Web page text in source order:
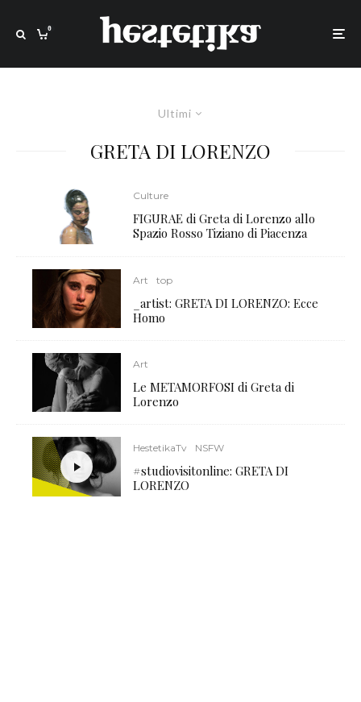
0
Ultimi
GRETA DI LORENZO
Culture
FIGURAE di Greta di Lorenzo allo
Spazio Rosso Tiziano di Piacenza
Art top
_artist: GRETA DI LORENZO: Ecce
Homo
Art
Le METAMORFOSI di Greta di
Lorenzo
HestetikaTv NSFW
#studiovisitonline: GRETA DI
LORENZO